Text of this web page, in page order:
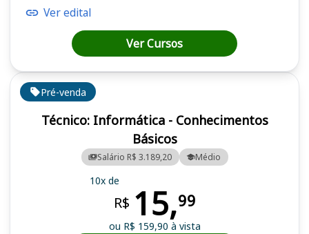
Pré-venda
Técnico: Informática - Conhecimentos
Básicos
Salário R$ 3.189,20 Médio
10x de
R$ 15,99
ou R$ 159,90 à vista
Ver edital
Ver Cursos